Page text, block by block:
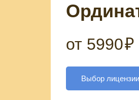
от 5990₽
Выбор лицензии